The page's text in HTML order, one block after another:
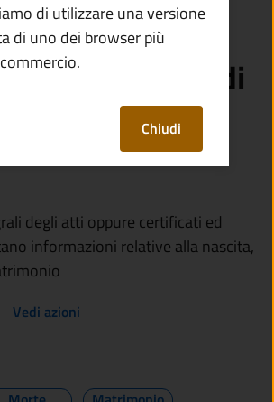
certificati,
copie integrali di
Civile
degli atti oppure certificati ed
informazioni relative alla nascita,
Vedi azioni
di utilizzare una versione
di uno dei browser più
Chiudi